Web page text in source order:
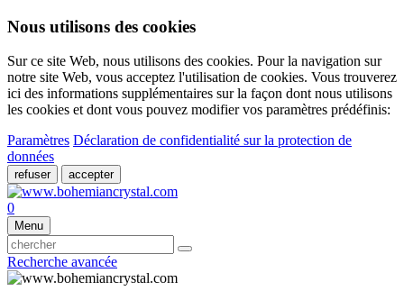
Nous utilisons des cookies
Sur ce site Web, nous utilisons des cookies. Pour la navigation sur
notre site Web, vous acceptez l'utilisation de cookies. Vous trouverez
ici des informations supplémentaires sur la façon dont nous utilisons
les cookies et dont vous pouvez modifier vos paramètres prédéfinis:
Paramètres Déclaration de confidentialité sur la protection de
données
refuser accepter
0
Menu
Recherche avancée